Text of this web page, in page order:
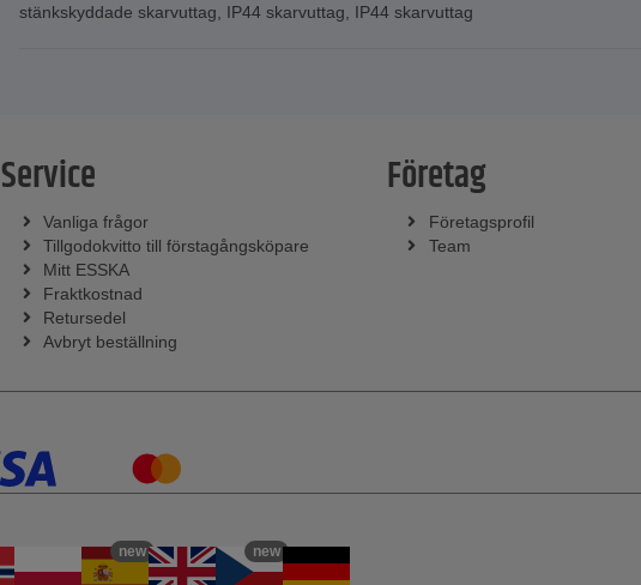
stänkskyddade skarvuttag
IP44 skarvuttag IP44 skarvuttag
Service
Vanliga frågor
Tillgodokvitto till förstagångsköpare
Mitt ESSKA
Fraktkostnad
Retursedel
Avbryt beställning
Företag
Företagsprofil
Team
new new